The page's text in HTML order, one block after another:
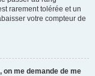
rarement tolérée et un
votre compteur de
on me demande de me